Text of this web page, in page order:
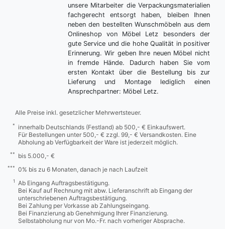
unsere Mitarbeiter die Verpackungsmaterialien
fachgerecht entsorgt haben, bleiben Ihnen
neben den bestellten Wunschmöbeln aus dem
Onlineshop von Möbel Letz besonders der
gute Service und die hohe Qualität in positiver
Erinnerung. Wir geben Ihre neuen Möbel nicht
in fremde Hände. Dadurch haben Sie vom
ersten Kontakt über die Bestellung bis zur
Lieferung und Montage lediglich einen
Ansprechpartner: Möbel Letz.
Alle Preise inkl. gesetzlicher Mehrwertsteuer.
*
innerhalb Deutschlands (Festland) ab 500,- € Einkaufswert.
Für Bestellungen unter 500,- € zzgl. 99,- € Versandkosten. Eine
Abholung ab Verfügbarkeit der Ware ist jederzeit möglich.
** bis 5.000,- €
*** 0% bis zu 6 Monaten, danach je nach Laufzeit
1
Ab Eingang Auftragsbestätigung.
Bei Kauf auf Rechnung mit abw. Lieferanschrift ab Eingang der
unterschriebenen Auftragsbestätigung.
Bei Zahlung per Vorkasse ab Zahlungseingang.
Bei Finanzierung ab Genehmigung Ihrer Finanzierung.
Selbstabholung nur von Mo.-Fr. nach vorheriger Absprache.